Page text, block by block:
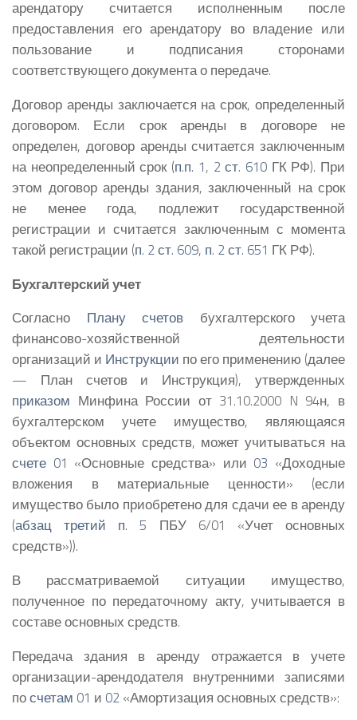
арендатору считается исполненным после
предоставления его арендатору во владение или
пользование и подписания сторонами
соответствующего документа о передаче.
Договор аренды заключается на срок, определенный
договором. Если срок аренды в договоре не
определен, договор аренды считается заключенным
на неопределенный срок (п.п. 1, 2 ст. 610ГК РФ). При
этом договор аренды здания, заключенный на срок
не менее года, подлежит государственной
регистрации и считается заключенным с момента
такой регистрации (п. 2 ст. 609, п. 2 ст. 651 ГК РФ).
Бухгалтерский учет
Согласно Плану счетов бухгалтерского учета
финансово-хозяйственной деятельности
организаций и Инструкции по его применению (далее
— План счетов и Инструкция), утвержденных
приказом Минфина России от 31.10.2000 N 94н, в
бухгалтерском учете имущество, являющаяся
объектом основных средств, может учитываться на
счете 01 «Основные средства» или 03 «Доходные
вложения в материальные ценности» (если
имущество было приобретено для сдачи ее в аренду
(абзац третий п. 5 ПБУ 6/01 «Учет основных
средств»)).
В рассматриваемой ситуации имущество,
полученное по передаточному акту, учитывается в
составе основных средств.
Передача здания в аренду отражается в учете
организации-арендодателя внутренними записями
посчетам 01 и 02 «Амортизация основных средств»: